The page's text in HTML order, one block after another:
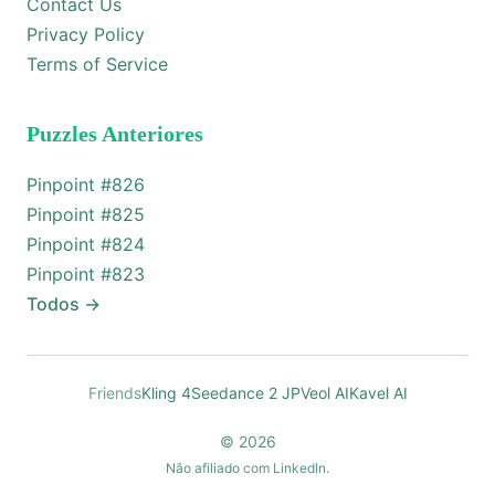
Contact Us
Privacy Policy
Terms of Service
Puzzles Anteriores
Pinpoint #826
Pinpoint #825
Pinpoint #824
Pinpoint #823
Todos →
FriendsKling 4Seedance 2 JPVeol AIKavel AI
© 2026
Não afiliado com LinkedIn.